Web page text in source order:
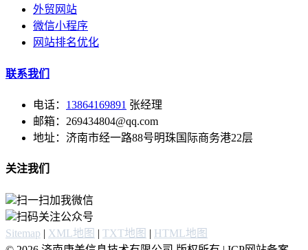
外贸网站
微信小程序
网站排名优化
联系我们
电话： 13864169891 张经理
邮箱：269434804@qq.com
地址：济南市经一路88号明珠国际商务港22层
关注我们
扫一扫加我微信
扫码关注公众号
Sitemap | XML地图 | TXT地图 | HTML地图